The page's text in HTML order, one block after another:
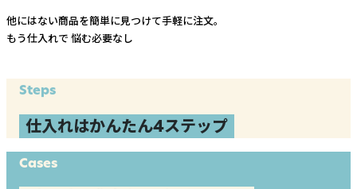
他にはない商品を簡単に見つけて手軽に注文。
もう仕入れで 悩む必要なし
Steps
仕入れはかんたん4ステップ
Cases